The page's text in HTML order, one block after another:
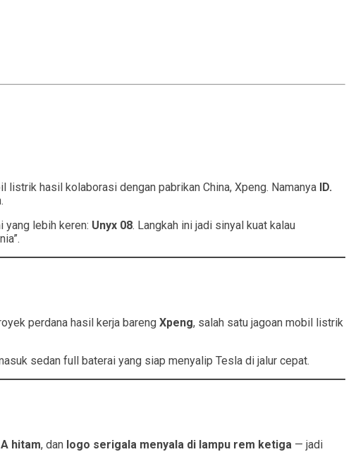
hasil kolaborasi dengan pabrikan China, Xpeng. Namanya ID.
yang lebih keren: Unyx 08. Langkah ini jadi sinyal kuat kalau
perdana hasil kerja bareng Xpeng, salah satu jagoan mobil listrik
sedan full baterai yang siap menyalip Tesla di jalur cepat.
hitam, dan logo serigala menyala di lampu rem ketiga — jadi